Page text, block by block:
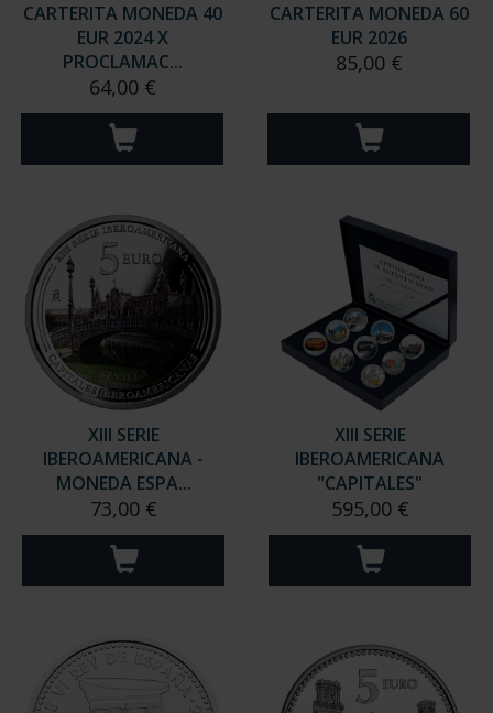
CARTERITA MONEDA 40
EUR 2024 X
PROCLAMAC...
64,00 €
CARTERITA MONEDA 60
EUR 2026
85,00 €
XIII SERIE
IBEROAMERICANA -
MONEDA ESPA...
73,00 €
XIII SERIE
IBEROAMERICANA
"CAPITALES"
595,00 €